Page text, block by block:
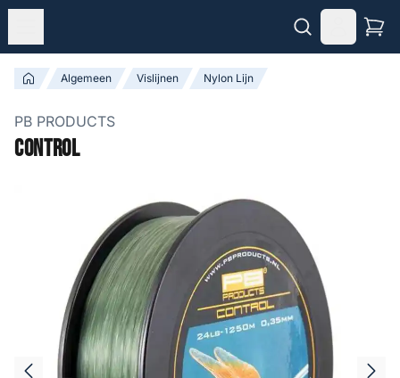
Algemeen Vislijnen Nylon Lijn
PB PRODUCTS
Control